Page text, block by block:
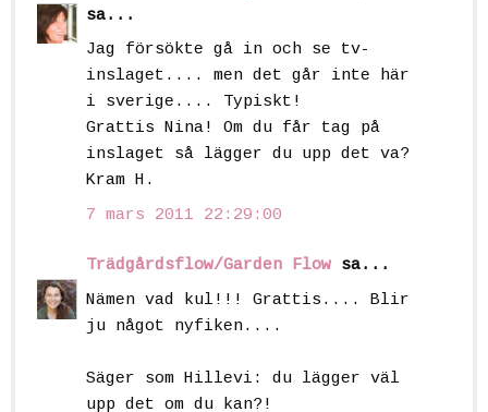
sa...
Jag försökte gå in och se tv-
inslaget.... men det går inte här
i sverige.... Typiskt!
Grattis Nina! Om du får tag på
inslaget så lägger du upp det va?
Kram H.
7 mars 2011 22:29:00
Trädgårdsflow/Garden Flow sa...
Nämen vad kul!!! Grattis.... Blir
ju något nyfiken....
Säger som Hillevi: du lägger väl
upp det om du kan?!